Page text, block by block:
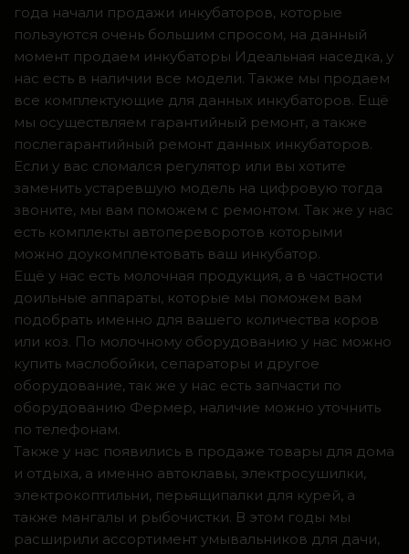
года начали продажи инкубаторов, которые
пользуются очень большим спросом, на данный
момент продаем инкубаторы Идеальная наседка, у
нас есть в наличии все модели. Также мы продаем
все комплектующие для данных инкубаторов. Ещё
мы осуществляем гарантийный ремонт, а также
послегарантийный ремонт данных инкубаторов.
Если у вас сломался регулятор или вы хотите
заменить устаревшую модель на цифровую тогда
звоните, мы вам поможем с ремонтом. Так же у нас
есть комплекты автопереворотов которыми
можно доукомплектовать ваш инкубатор.
Ещё у нас есть молочная продукция, а в частности
доильные аппараты, которые мы поможем вам
подобрать именно для вашего количества коров
или коз. По молочному оборудованию у нас можно
купить маслобойки, сепараторы и другое
оборудование, так же у нас есть запчасти по
оборудованию Фермер, наличие можно уточнить
по телефонам.
Также у нас появились в продаже товары для дома
и отдыха, а именно автоклавы, электросушилки,
электрокоптильни, перьящипалки для курей, а
также мангалы и рыбочистки. В этом годы мы
расширили ассортимент умывальников для дачи,